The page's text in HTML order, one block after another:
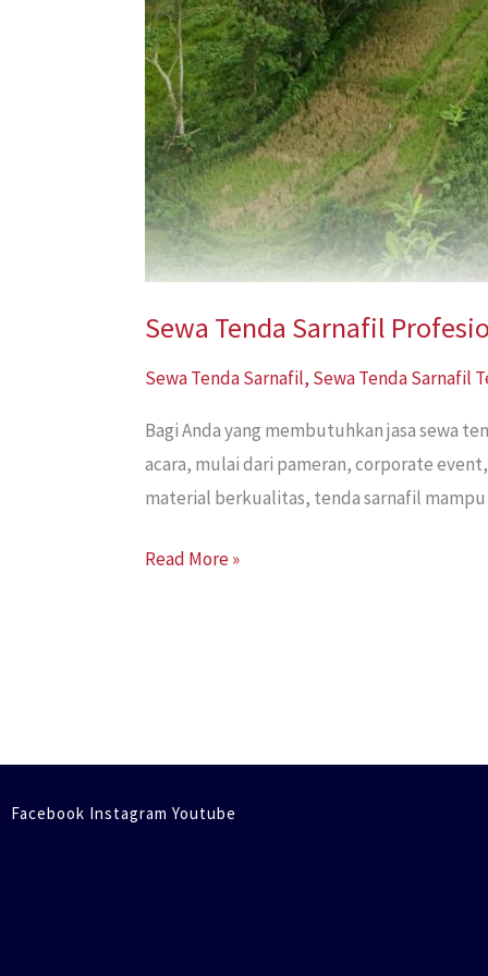
Sewa Tenda Sarnafil
Sewa Tenda Sarnafil, Sewa Tenda Sarnafil
Bagi Anda yang membutuhkan jasa sewa
acara, mulai dari pameran, corporate
material berkualitas, tenda sarnafil
Read More »
Facebook Instagram Youtube